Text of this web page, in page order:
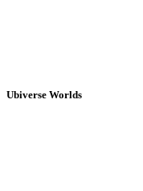
Ubiverse Worlds